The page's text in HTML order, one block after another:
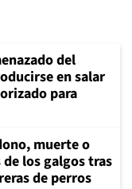
del
en salar
para
muerte o
los galgos tras
de perros